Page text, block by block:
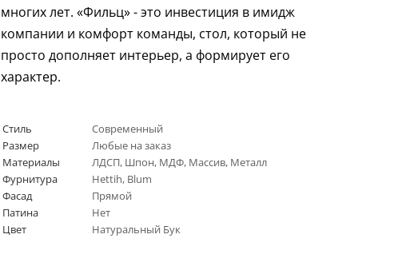
многих лет. «Фильц» - это инвестиция в имидж
компании и комфорт команды, стол, который не
просто дополняет интерьер, а формирует его
характер.
Стиль
Современный
Размер
Любые на заказ
Материалы
ЛДСП, Шпон, МДФ, Массив, Металл
Фурнитура
Нettih, Вlum
Фасад
Прямой
Патина
Нет
Цвет
Натуральный Бук